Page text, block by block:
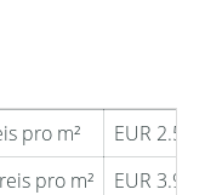
pro m²
EUR
pro m²
EUR